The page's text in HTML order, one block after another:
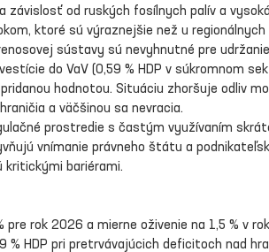
závislosť od ruských fosílnych palív a
ktoré sú výraznejšie než u regionálnych
sústavy sú nevyhnutné pre
do VaV (0,59 % HDP v súkromnom
hodnotou. Situáciu zhoršuje odliv
a väčšinou sa nevracia.
prostredie s častým využívaním
vnímanie právneho štátu a
bariérami.
pre rok 2026 a mierne oživenie na 1,5 % v
% HDP pri pretrvávajúcich deficitoch nad